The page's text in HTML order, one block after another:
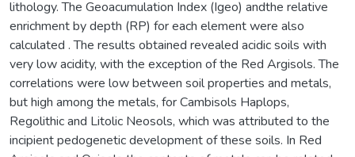
lithology. The Geoacumulation Index (Igeo) andthe relative
enrichment by depth (RP) for each element were also
calculated . The results obtained revealed acidic soils with
very low acidity, with the exception of the Red Argisols. The
correlations were low between soil properties and metals,
but high among the metals, for Cambisols Haplops,
Regolithic and Litolic Neosols, which was attributed to the
incipient pedogenetic development of these soils. In Red